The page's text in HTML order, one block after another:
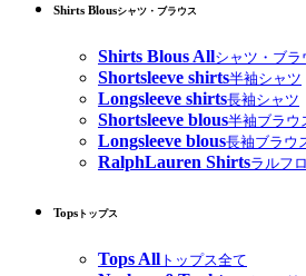
Shirts Blousシャツ・ブラウス
Shirts Blous Allシャツ・ブラ
Shortsleeve shirts半袖シャツ
Longsleeve shirts長袖シャツ
Shortsleeve blous半袖ブラウ
Longsleeve blous長袖ブラウ
RalphLauren Shirtsラルフ
Tops トップス
Tops All トップス全て